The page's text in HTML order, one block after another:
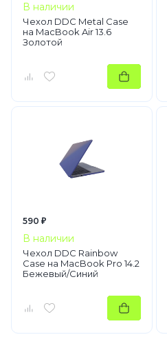
В наличии
Чехол DDC Metal Case
на MacBook Air 13.6
Золотой
590 ₽
В наличии
Чехол DDC Rainbow
Case на MacBook Pro 14.2
Бежевый/Синий